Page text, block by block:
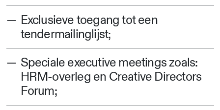
Exclusieve toegang tot een
tendermailinglijst;
Speciale executive meetings zoals:
HRM-overleg en Creative Directors
Forum;